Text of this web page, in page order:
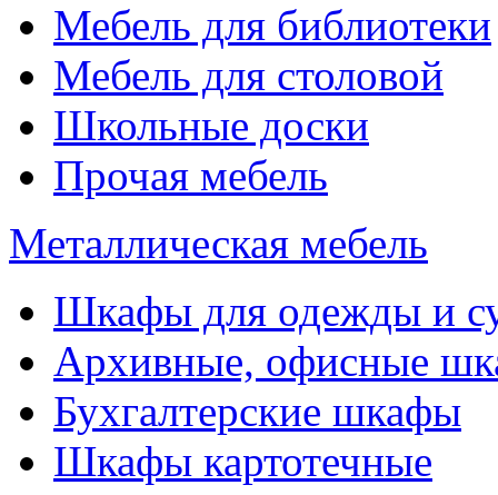
Мебель для библиотеки
Мебель для столовой
Школьные доски
Прочая мебель
Металлическая мебель
Шкафы для одежды и
Архивные, офисные
Бухгалтерские шкафы
Шкафы картотечные